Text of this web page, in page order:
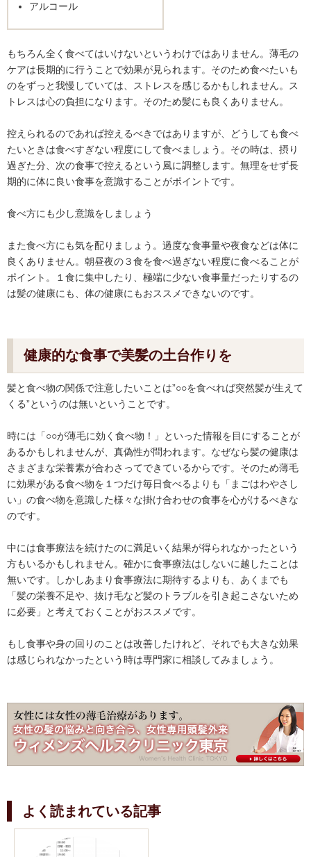
アルコール
もちろん全く食べてはいけないというわけではありません。薄毛の
ケアは長期的に行うことで効果が見られます。そのため食べたいも
のをずっと我慢していては、ストレスを感じるかもしれません。ス
トレスは心の負担になります。そのため髪にも良くありません。
控えられるのであれば控えるべきではありますが、どうしても食べ
たいときは食べすぎない程度にして食べましょう。その時は、摂り
過ぎた分、次の食事で控えるという風に調整します。無理をせず長
期的に体に良い食事を意識することがポイントです。
食べ方にも少し意識をしましょう
また食べ方にも気を配りましょう。過度な食事量や夜食などは体に
良くありません。朝昼夜の３食を食べ過ぎない程度に食べることが
ポイント。１食に集中したり、極端に少ない食事量だったりするの
は髪の健康にも、体の健康にもおススメできないのです。
健康的な食事で美髪の土台作りを
髪と食べ物の関係で注意したいことは”○○を食べれば突然髪が生えて
くる”というのは無いということです。
時には「○○が薄毛に効く食べ物！」といった情報を目にすることが
あるかもしれませんが、真偽性が問われます。なぜなら髪の健康は
さまざまな栄養素が合わさってできているからです。そのため薄毛
に効果がある食べ物を１つだけ毎日食べるよりも「まごはわやさし
い」の食べ物を意識した様々な掛け合わせの食事を心がけるべきな
のです。
中には食事療法を続けたのに満足いく結果が得られなかったという
方もいるかもしれません。確かに食事療法はしないに越したことは
無いです。しかしあまり食事療法に期待するよりも、あくまでも
「髪の栄養不足や、抜け毛など髪のトラブルを引き起こさないため
に必要」と考えておくことがおススメです。
もし食事や身の回りのことは改善したけれど、それでも大きな効果
は感じられなかったという時は専門家に相談してみましょう。
よく読まれている記事